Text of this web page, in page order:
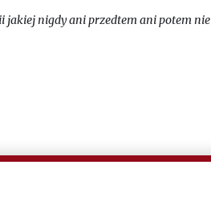
jakiej nigdy ani przedtem ani potem nie